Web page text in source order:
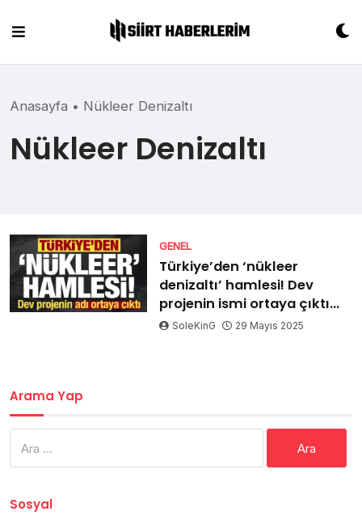
content
Anasayfa • Nükleer Denizaltı
Nükleer Denizaltı
GENEL
Türkiye’den ‘nükleer
denizaltı’ hamlesi! Dev
projenin ismi ortaya çıktı…
SoleKinG 29 Mayıs 2025
Arama Yap
Sosyal